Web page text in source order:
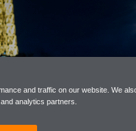
and traffic on our website. We
analytics partners.